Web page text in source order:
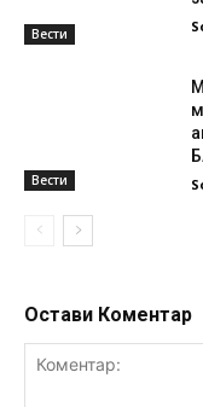
Вести
Вести
Остави Коментар